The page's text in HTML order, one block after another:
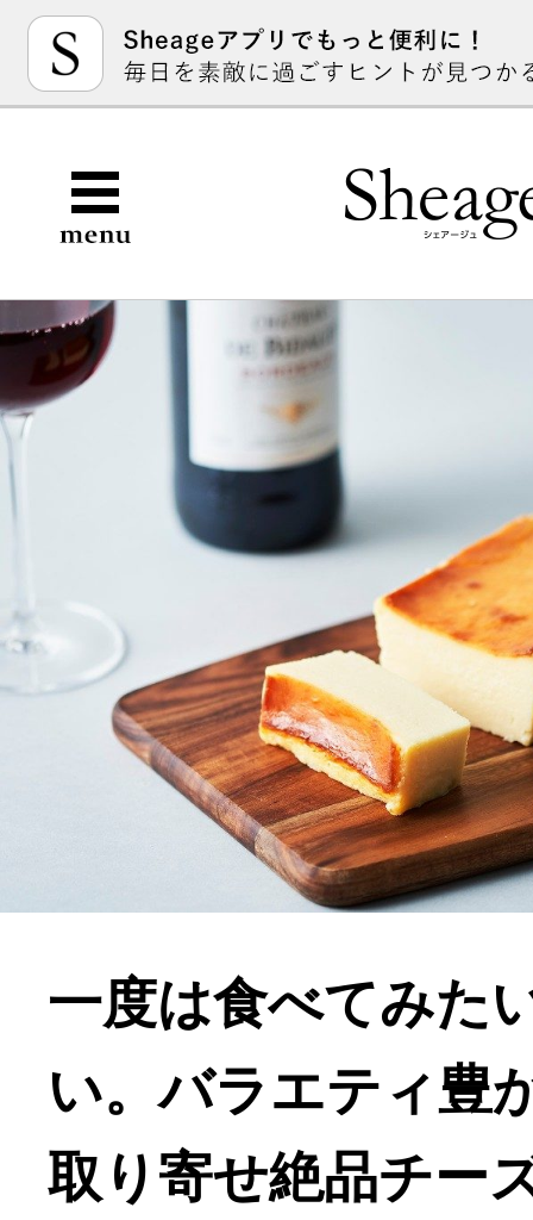
一度は食べてみた
い。バラエティ豊
取り寄せ絶品チー